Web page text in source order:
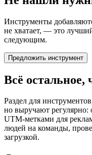
Инструменты
не хватает, — это
следующим.
Предложить инструмент
Всё остальное,
Раздел для
но выручают регулярно:
UTM-метками для
людей на команды,
загрузкой.